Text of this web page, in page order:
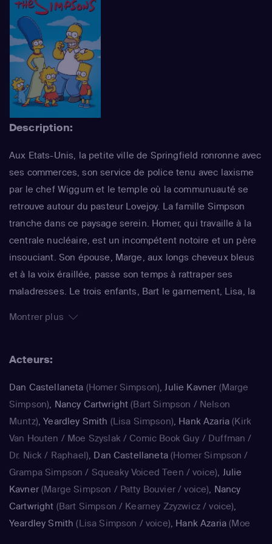
Description:
Aux Etats-Unis, la petite ville de Springfield ronronne avec
ses commerces, son service de police tenu avec laxisme
par le chef Wiggum et le temple où la communuauté se
retrouve autour du pasteur Lovejoy. La famille Simpson
tranche dans ce paysage serein. Homer, qui travaille à la
centrale nucléaire, est un incompétent notoire et un père
insouciant. Son épouse, Marge, aux longs cheveux bleus
et à la voix éraillée, passe son temps à rattraper ses
maladresses. Le trois enfants, Bart le garnement, Lisa, la
rendent joyeux et animé le quotidien de ce foyer. La série
saison, est régulièrement récompensée aux Emmy Awards
Montrer plus
Acteurs:
Dan Castellaneta (Homer Simpson),Julie Kavner (Marge
Simpson), Nancy Cartwright (Bart Simpson / Nelson
Muntz),Yeardley Smith (Lisa Simpson), Hank Azaria (Kirk
Van Houten / Moe Szyslak / Comic Book Guy / Duffman /
Dr. Nick / Raphael), Dan Castellaneta(Homer Simpson /
Grampa Simpson / Squeaky Voiced Teen / voice), Julie
Kavner(Marge Simpson / Patty Bouvier / voice), Nancy
Cartwright (Bart Simpson / Kearney Zzyzwicz / voice),
Yeardley Smith (Lisa Simpson / voice), Hank Azaria (Moe